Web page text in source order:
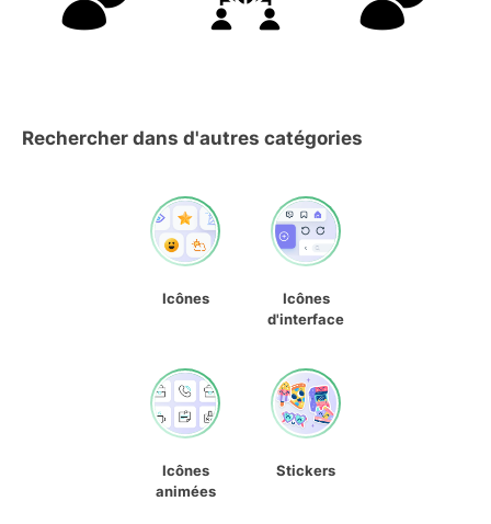
Rechercher dans d'autres catégories
Icônes
Icônes
d'interface
Icônes
animées
Stickers